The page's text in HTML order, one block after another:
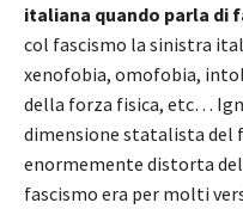
italiana quando parla di
col fascismo la sinistra
xenofobia, omofobia,
della forza fisica, etc…
dimensione statalista del
enormemente distorta
fascismo era per molti